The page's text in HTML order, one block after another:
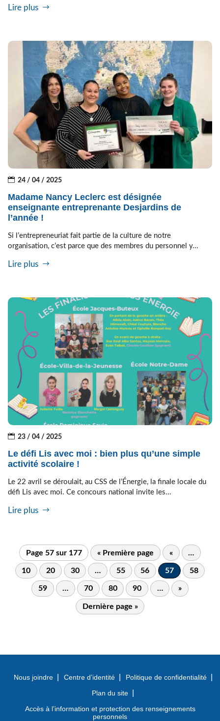
Lire plus
24 / 04 / 2025
Madame Nancy Leclerc est désignée
enseignante entreprenante Desjardins de
l’année !
Si l’entrepreneuriat fait partie de la culture de notre
organisation, c’est parce que des membres du personnel y...
Lire plus
23 / 04 / 2025
Le défi Lis avec moi : bien plus qu’une simple
activité scolaire !
Le 22 avril se déroulait, au CSS de l’Énergie, la finale locale du
défi Lis avec moi. Ce concours national invite les...
Lire plus
Page 57 sur 177 « Première page « …
10 20 30 … 55 56 57 58
59 … 70 80 90 … »
Dernière page »
Nous joindre Centre d’identité
Politique de confidentialité
Plan du site
Accès à l’information et protection des renseignements
personnels